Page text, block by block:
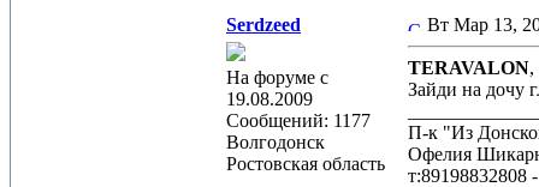
Serdzeed
На форуме с
19.08.2009
Сообщений: 1177
Волгодонск
Ростовская область
Вт Мар 13,
TERAVALON,
Зайди на дочу
П-к "Из
Офелия
т:89198832808